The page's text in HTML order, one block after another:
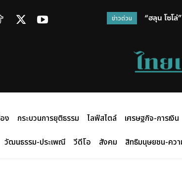
ข่าวด่วน “ฮลุน โซโ
ง กระบวนการยุติธรรม ไลฟ์สไตล์ เศรษฐกิจ-การเงิน
วัฒนธรรม-ประเพณี วีดีโอ สังคม สิทธิมนุษยชน-ควา